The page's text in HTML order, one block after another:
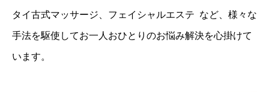
タイ古式マッサージ、フェイシャルエステ など、様々な
手法を駆使してお一人おひとりのお悩み解決を心掛けて
います。